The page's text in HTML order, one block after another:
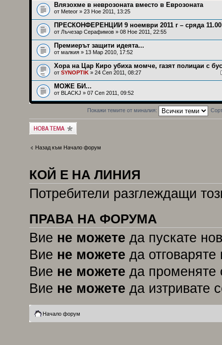
Влязохме в неврозоната вместо в Еврозоната
от Meteor » 23 Ное 2011, 13:25
ПРЕСКОНФЕРЕНЦИИ 9 ноември 2011 г – сряда
от Лъчезар Серафимов » 08 Ное 2011, 22:55
Премиерът защити идеята...
от малкия » 13 Мар 2010, 17:52
Хора на Цар Киро убиха момче, газят полицаи с бус
от SYNOPTIK » 24 Сеп 2011, 08:27
МОЖЕ БИ...
от BLACKJ » 07 Сеп 2011, 09:52
Покажи темите от миналия:
Публикувай нова
тема
Назад към Начало форум
КОЙ Е НА ЛИНИЯ
Потребители разглеждащи
ПРАВА НА ФОРУМА
Вие не можете да пускате
Вие не можете да
Вие не можете да променяте
Вие не можете да изтривате
Начало форум